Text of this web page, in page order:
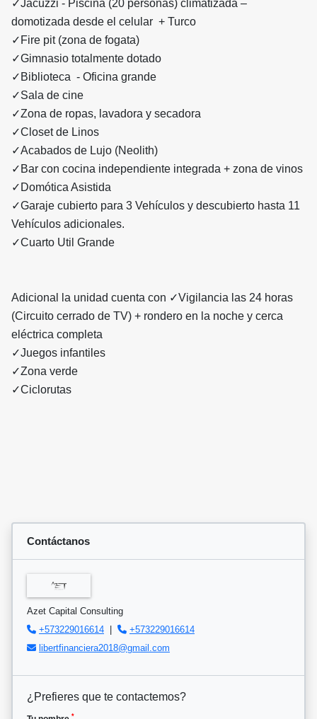
✓Jacuzzi - Piscina (20 personas) climatizada –
domotizada desde el celular + Turco
✓Fire pit (zona de fogata)
✓Gimnasio totalmente dotado
✓Biblioteca - Oficina grande
✓Sala de cine
✓Zona de ropas, lavadora y secadora
✓Closet de Linos
✓Acabados de Lujo (Neolith)
✓Bar con cocina independiente integrada + zona de vinos
✓Domótica Asistida
✓Garaje cubierto para 3 Vehículos y descubierto hasta 11
Vehículos adicionales.
✓Cuarto Util Grande
Adicional la unidad cuenta con ✓Vigilancia las 24 horas
(Circuito cerrado de TV) + rondero en la noche y cerca
eléctrica completa
✓Juegos infantiles
✓Zona verde
✓Ciclorutas
Contáctanos
Azet Capital Consulting
+573229016614 |
+573229016614
libertfinanciera2018@gmail.com
¿Prefieres que te contactemos?
*